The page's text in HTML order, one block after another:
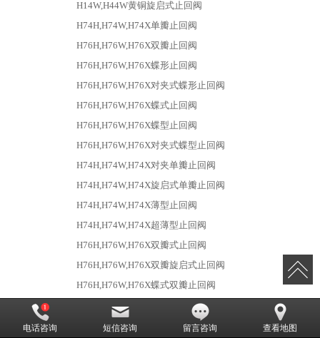
H14W,H44W黄铜旋启式止回阀
H74H,H74W,H74X单瓣止回阀
H76H,H76W,H76X双瓣止回阀
H76H,H76W,H76X蝶形止回阀
H76H,H76W,H76X对夹式蝶形止回阀
H76H,H76W,H76X蝶式止回阀
H76H,H76W,H76X蝶型止回阀
H76H,H76W,H76X对夹式蝶型止回阀
H74H,H74W,H74X对夹单瓣止回阀
H74H,H74W,H74X旋启式单瓣止回阀
H74H,H74W,H74X薄型止回阀
H74H,H74W,H74X超薄型止回阀
H76H,H76W,H76X双瓣式止回阀
H76H,H76W,H76X双瓣旋启式止回阀
H76H,H76W,H76X蝶式双瓣止回阀
H76H,H76W,H76X对夹双瓣蝶式止回阀
H42H立式止回阀
H42H,H42W不锈钢立式止回阀
电话咨询 短信咨询 留言咨询 查看地图